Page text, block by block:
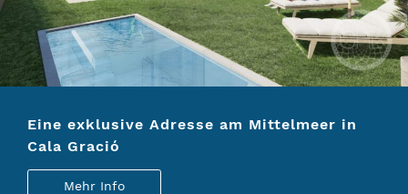
ANFRAGE
SERVICE
Eine exklusive Adresse am Mittelmeer in
Cala Gració
Mehr Info